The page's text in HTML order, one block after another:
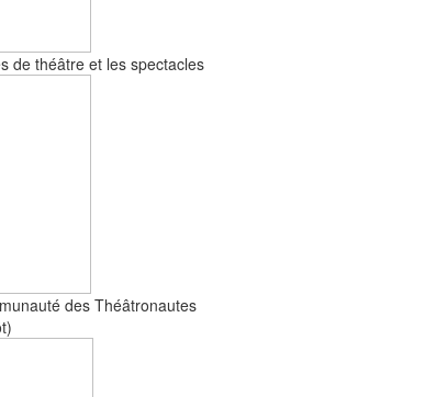
de théâtre et les spectacles
des Théâtronautes